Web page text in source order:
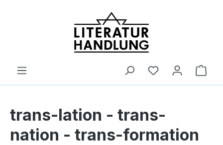
trans-lation - trans-
nation - trans-formation